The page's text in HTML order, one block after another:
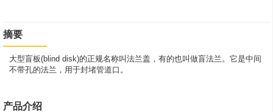
摘要
大型盲板(blind disk)的正规名称叫法兰盖，有的也叫做盲法兰。它是中间
不带孔的法兰，用于封堵管道口。
产品介绍